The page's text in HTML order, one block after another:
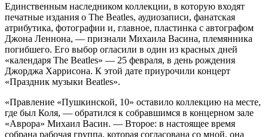
Единственным наследником коллекции, в которую входят
печатные издания о The Beatles, аудиозаписи, фанатская
атрибутика, фотографии и, главное, пластинка с автографом
Джона Леннона, — признали Михаила Васина, племянника
погибшего. Его выбор огласили в один из красных дней
«календаря The Beatles» — 25 февраля, в день рождения
Джорджа Харрисона. К этой дате приурочили концерт
«Праздник музыки Beatles».
«Правление «Пушкинской, 10» оставило коллекцию на месте,
где был Коля, — обратился к собравшимся в концерном зале
«Аврора» Михаил Васин. — Второе: в настоящее время
собрана рабочая группа, которая согласована со мной, она